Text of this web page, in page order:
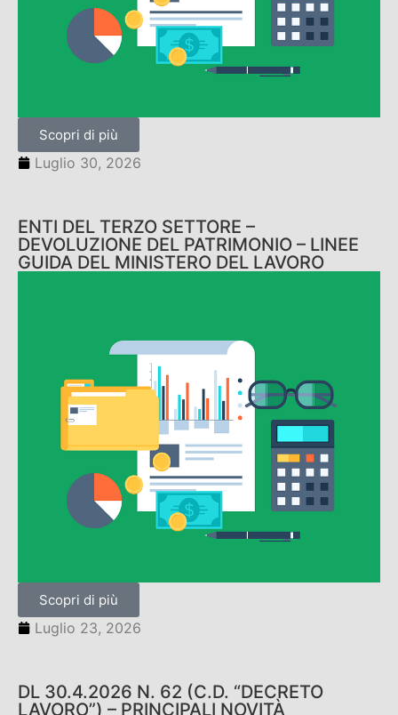
Scopri di più
Luglio 30, 2026
ENTI DEL TERZO SETTORE –
DEVOLUZIONE DEL PATRIMONIO – LINEE
GUIDA DEL MINISTERO DEL LAVORO
Scopri di più
Luglio 23, 2026
DL 30.4.2026 N. 62 (C.D. “DECRETO
LAVORO”) – PRINCIPALI NOVITÀ